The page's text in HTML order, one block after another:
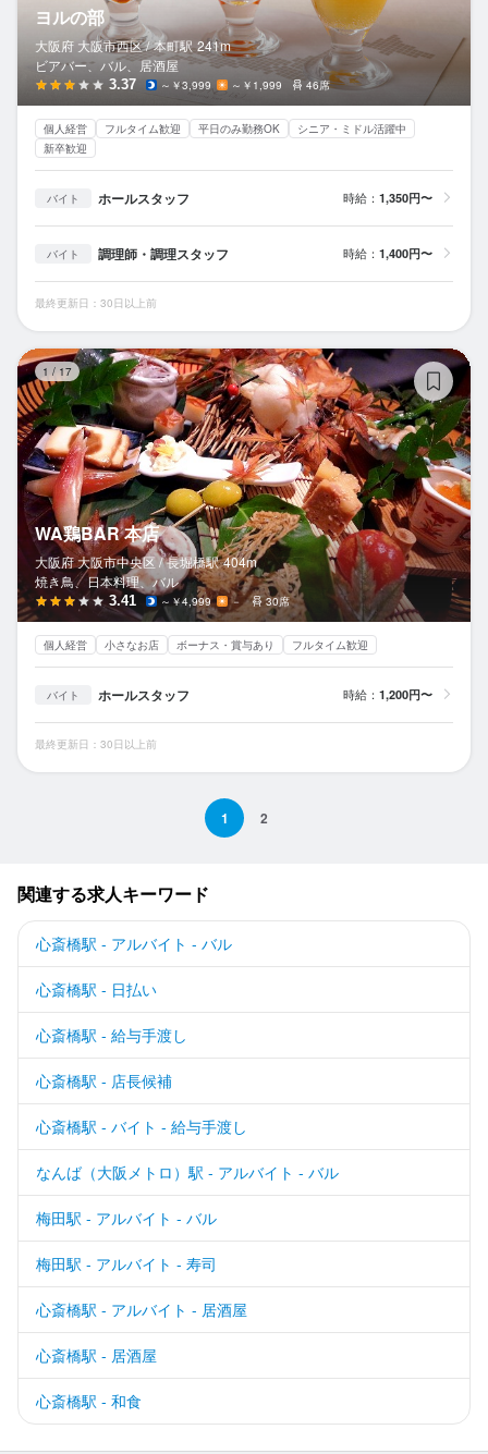
ヨルの部
大阪府 大阪市西区 / 本町駅 241m
ビアバー、バル、居酒屋
3.37 ～￥3,999 ～￥1,999 46席
個人経営 フルタイム歓迎 平日のみ勤務OK
シニア・ミドル活躍中
新卒歓迎
バイト ホールスタッフ 時給： 1,350円〜
バイト 調理師・調理スタッフ 時給： 1,400円〜
最終更新日：30日以上前
1 / 17
WA鶏BAR 本店
大阪府 大阪市中央区 / 長堀橋駅 404m
焼き鳥、日本料理、バル
3.41 ～￥4,999 － 30席
個人経営 小さなお店 ボーナス・賞与あり フルタイム歓迎
バイト ホールスタッフ 時給： 1,200円〜
最終更新日：30日以上前
1 2
関連する求人キーワード
心斎橋駅 - アルバイト - バル
心斎橋駅 - 日払い
心斎橋駅 - 給与手渡し
心斎橋駅 - 店長候補
心斎橋駅 - バイト - 給与手渡し
なんば（大阪メトロ）駅 - アルバイト - バル
梅田駅 - アルバイト - バル
梅田駅 - アルバイト - 寿司
心斎橋駅 - アルバイト - 居酒屋
心斎橋駅 - 居酒屋
心斎橋駅 - 和食